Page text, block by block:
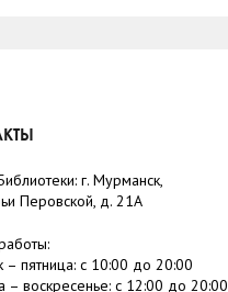
г. Мурманск,
Перовской, д. 21А
– пятница: с 10:00 до 20:00
– воскресенье: c 12:00 до 20:00